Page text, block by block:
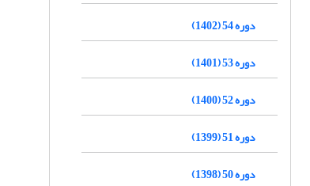
دوره 54 (1402)
دوره 53 (1401)
دوره 52 (1400)
دوره 51 (1399)
دوره 50 (1398)